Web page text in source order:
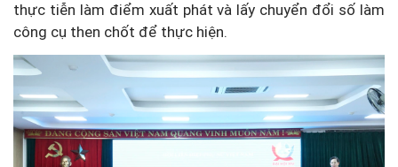
thực tiễn làm điểm xuất phát và lấy chuyển đổi số làm
công cụ then chốt để thực hiện.